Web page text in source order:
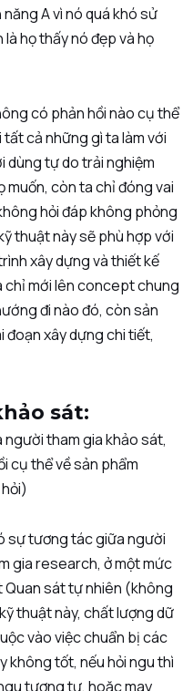
A vì nó quá khó sử
họ thấy nó đẹp và họ
có phản hồi nào cụ thể
cả những gì ta làm với
dùng tự do trải nghiệm
muốn, còn ta chỉ đóng vai
hỏi đáp không phỏng
thuật này sẽ phù hợp với
xây dựng và thiết kế
chỉ mới lên concept chung
đi nào đó, còn sản
đoạn xây dựng chi tiết,
sát:
người tham gia khảo sát,
cụ thể về sản phẩm
sự tương tác giữa người
gia research, ở một mức
Quan sát tự nhiên (không
thuật này, chất lượng dữ
vào việc chuẩn bị các
không tốt, nếu hỏi ngu thì
tương tự, hoặc may